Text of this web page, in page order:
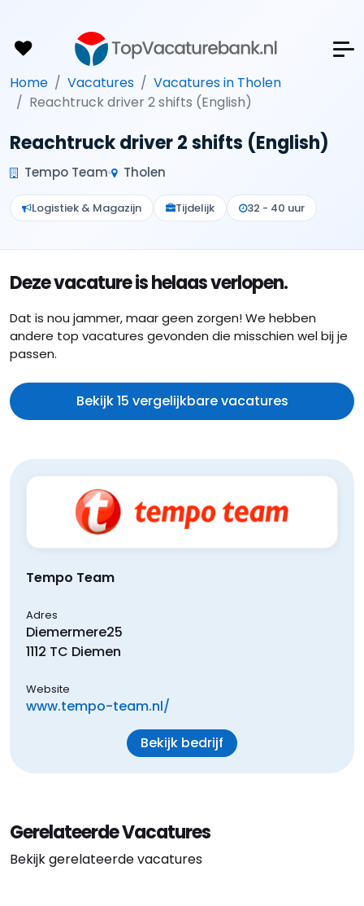
Home Vacatures
Vacatures in Tholen
Reachtruck driver 2 shifts (English)
Reachtruck driver 2 shifts (English)
Tempo Team Tholen
Logistiek & Magazijn Tijdelijk 32 - 40 uur
Deze vacature is helaas verlopen.
Dat is nou jammer, maar geen zorgen! We hebben
andere top vacatures gevonden die misschien wel bij je
passen.
Bekijk 15 vergelijkbare vacatures
Tempo Team
Adres
Diemermere25
1112 TC Diemen
Website
www.tempo-team.nl/
Bekijk bedrijf
Gerelateerde Vacatures
Bekijk gerelateerde vacatures